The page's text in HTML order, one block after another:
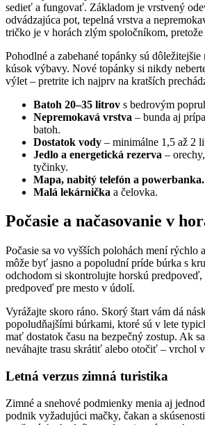
sedieť a fungovať. Základom je vrstvený
odvádzajúca pot, tepelná vrstva a
tričko je v horách zlým spoločníkom,
Pohodlné a zabehané topánky sú
kúsok výbavy. Nové topánky si nikdy
výlet – pretrite ich najprv na kratších
Batoh 20–35 litrov s bedrovým
Nepremokavá vrstva – bunda aj
batoh.
Dostatok vody – minimálne 1,5 až 2
Jedlo a energetická rezerva –
tyčinky.
Mapa, nabitý telefón a powerbanka.
Malá lekárnička a čelovka.
Počasie a načasovanie v
Počasie sa vo vyšších polohách mení rýchlo
môže byť jasno a popoludní príde búrka s
odchodom si skontrolujte horskú predpoveď,
predpoveď pre mesto v údolí.
Vyrážajte skoro ráno. Skorý štart vám dá
popoludňajšími búrkami, ktoré sú v lete
mať dostatok času na bezpečný zostup. Ak
neváhajte trasu skrátiť alebo otočiť – vrchol
Letná verzus zimná turistika
Zimné a snehové podmienky menia aj
podnik vyžadujúci mačky, čakan a